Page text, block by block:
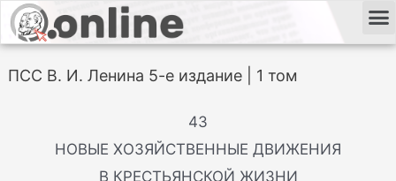
ПСС В. И. Ленина 5-е издание | 1 том
43
НОВЫЕ ХОЗЯЙСТВЕННЫЕ ДВИЖЕНИЯ
В КРЕСТЬЯНСКОЙ ЖИЗНИ